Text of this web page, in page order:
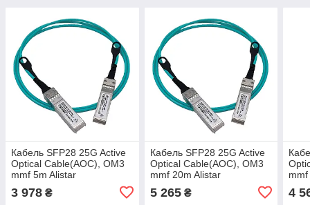
Кабель SFP28 25G Active
Optical Cable(AOC), OM3
mmf 5m Alistar
3 978 ₴
Кабель SFP28 25G Active
Optical Cable(AOC), OM3
mmf 20m Alistar
5 265₴ 4